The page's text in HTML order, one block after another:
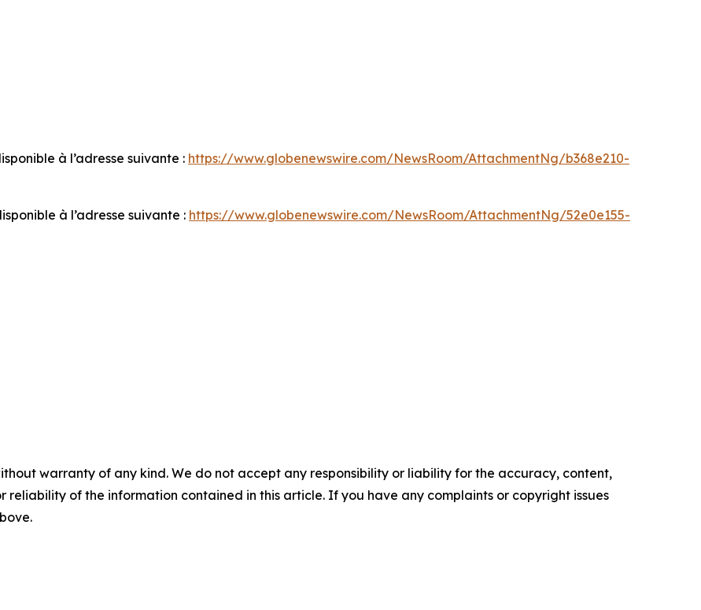
à l’adresse suivante : https://www.globenewswire.com/NewsRoom/AttachmentNg/b368e210-
à l’adresse suivante : https://www.globenewswire.com/NewsRoom/AttachmentNg/52e0e155-
warranty of any kind. We do not accept any responsibility or liability for the accuracy, content,
reliability of the information contained in this article. If you have any complaints or copyright issues